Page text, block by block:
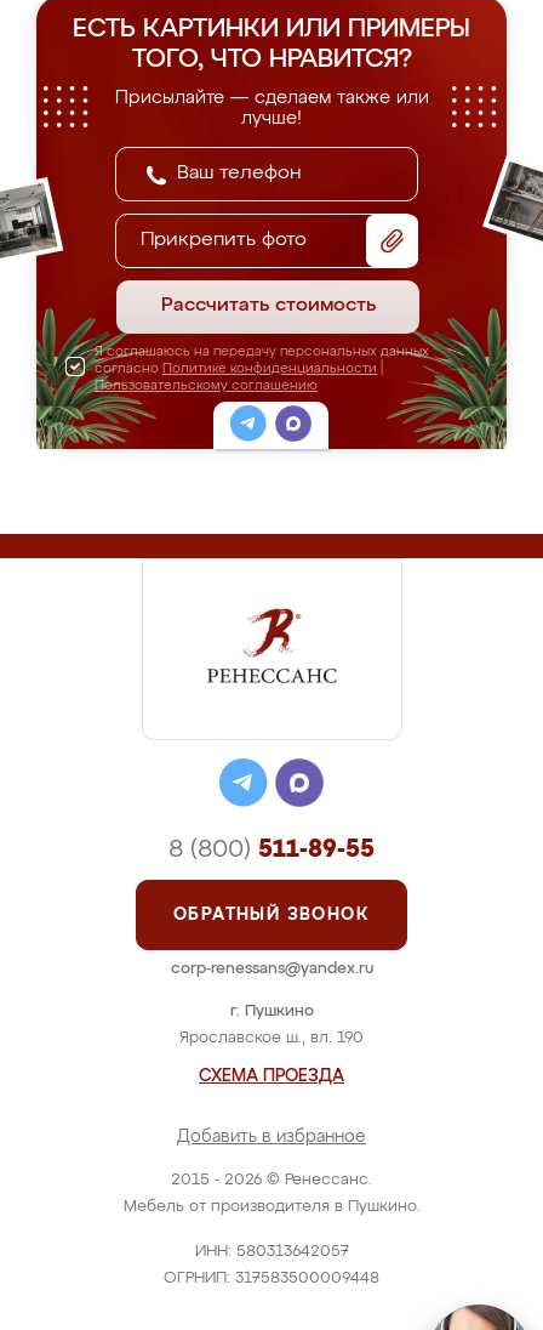
ЕСТЬ КАРТИНКИ ИЛИ ПРИМЕРЫ
ТОГО, ЧТО НРАВИТСЯ?
Присылайте — сделаем также или
лучше!
Прикрепить фото
Рассчитать стоимость
Я соглашаюсь на передачу персональных данных
согласно Политике конфиденциальности
Пользовательскому соглашению
2015 - 2026 © Ренессанс.
Мебель от производителя в Пушкино.
ИНН: 580313642057
ОГРНИП: 317583500009448
г. Пушкино
Ярославское ш., вл. 190
СХЕМА ПРОЕЗДА
Добавить в избранное
8 (800) 511-89-55
ОБРАТНЫЙ ЗВОНОК
corp-renessans@yandex.ru